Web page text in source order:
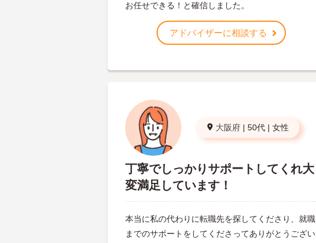
お任せできる！と確信しました。
アドバイザーに相談する
大阪府 | 50代 | 女性
丁寧でしっかりサポートしてくれ大
変満足しています！
本当に私の代わりに転職先を探してくださり、就職
までのサポートをしてくださってありがとうござい